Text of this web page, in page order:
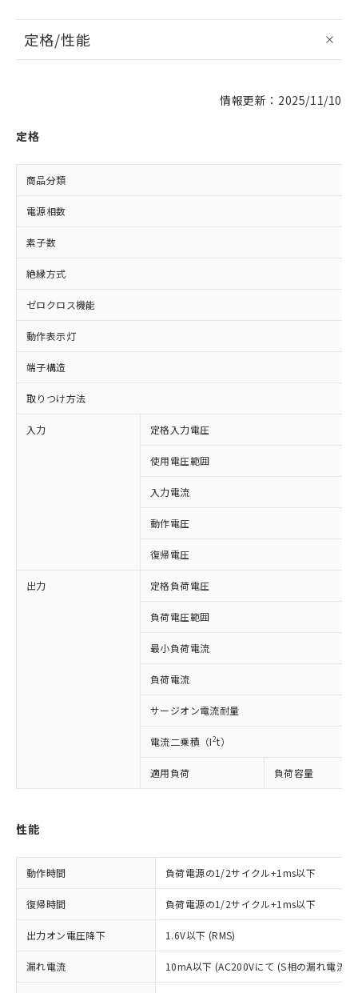
定格/性能
情報更新：2025/11/10
定格
商品分類
電源相数
素子数
絶縁方式
ゼロクロス機能
動作表示灯
端子構造
取りつけ方法
入力 定格入力電圧
使用電圧範囲
入力電流
動作電圧
復帰電圧
出力 定格負荷電圧
負荷電圧範囲
最小負荷電流
負荷電流
サージオン電流耐量
電流二乗積（I2t）
適用負荷 負荷容量
性能
動作時間 負荷電源の1/2サイクル+1ms以下
復帰時間 負荷電源の1/2サイクル+1ms以下
出力オン電圧降下 1.6V以下 (RMS)
漏れ電流 10mA以下 (AC200Vにて (S相の漏れ電流
ご利用条件
以下の条件をお読みいただき、同意のうえ
本サービスは、当社制御機器事業取扱
当社制御機器事業取扱商品の中には、
本サービスの対象外となる商品もある
在庫状況および標準価格照会結果は、
記載している更新日時点での社内デー
タに基づき作成されるものであり、閲
覧された時点での実際の在庫および標
準価格とは異なる場合があることをご
非含有に対応した製品が提供可能な商品で
対応予定：EU RoHS指令（10物質）の非含
有に対応した製品に切り替える予定のある
対応予定なし：EU RoHS指令（10物質）の
定はありません。
調査・確認中：EU RoHS指令（10物質）の
害物質有無と関係のない商品です。
仕入先様の事情により、非含有部品として
いたものが、含有品と判明した場合などや
むを得ず変更することがあります。
*EU RoHS指令（10物質）：
鉛(Pb) 1000ppm以下、 水銀(Hg) 1000ppm以下、 カド
ミウム(Cd) 100ppm以下、
六価クロム(Cr(Ⅵ)) 1000ppm以下、ポリ臭化ビフェニル
類(PBB) 1000ppm以下、ポリ臭化ジフェニルエーテル類
「×」：最大均質材料含有率が中国RoHSの
基準値を超えていることを示します。
「－」：未確認です。当社販売部門へお問
い合わせください。
*中国RoHS10物質の基準値 (GB/T26572)：
Pb(鉛) :1000ppm、 Hg(水銀) : 1000ppm、 Cd(カドミウ
ム) : 100ppm、
当社は、これら貴社製品のうち、外国
為替および外国貿易法に定める商品
（以下｢規制貨物等」という）を輸出
または国外への提供する場合は、日本
可)を取得するなどの必要な手続きを
記